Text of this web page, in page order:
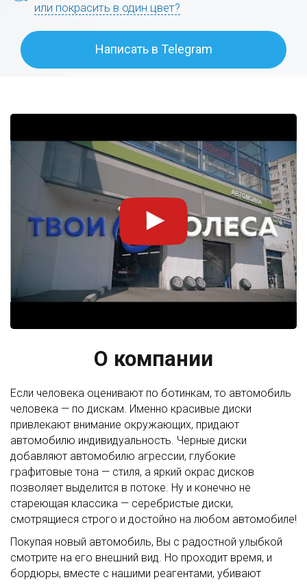
или покрасить в один цвет?
Написать в Telegram
О компании
Если человека оценивают по ботинкам, то автомобиль
человека — по дискам. Именно красивые диски
привлекают внимание окружающих, придают
автомобилю индивидуальность. Черные диски
добавляют автомобилю агрессии, глубокие
графитовые тона — стиля, а яркий окрас дисков
позволяет выделится в потоке. Ну и конечно не
стареющая классика — серебристые диски,
смотрящиеся строго и достойно на любом автомобиле!
Покупая новый автомобиль, Вы с радостной улыбкой
смотрите на его внешний вид. Но проходит время, и
бордюры, вместе с нашими реагентами, убивают